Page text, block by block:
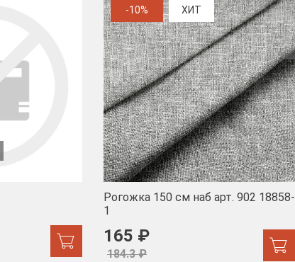
-10% ХИТ
Рогожка 150 см наб арт. 902 18858-
1
165 ₽
184.3 ₽